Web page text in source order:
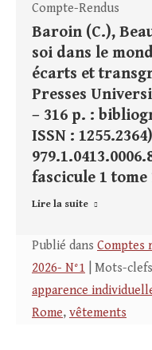
Compte-Rendus
Baroin (C.),
soi dans le
écarts et
Presses
– 316 p. :
ISSN :
fascicule 1 tome
Lire la suite
Publié dans Comptes
2026- N°1 | Mots-
apparence
Rome, vêtements